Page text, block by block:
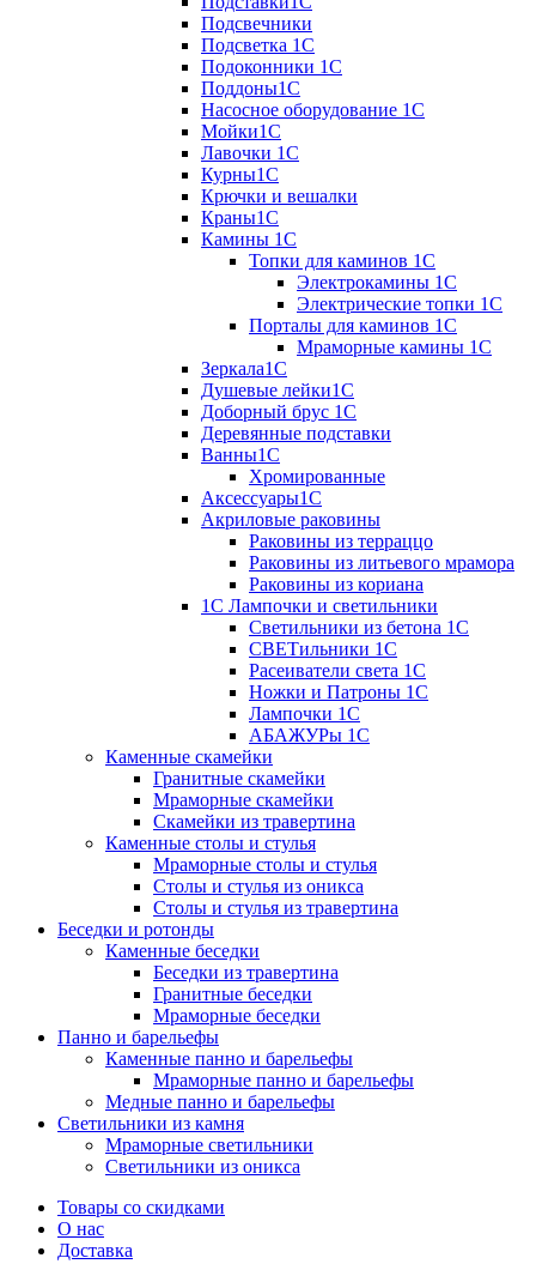
Подсвечники
Подсветка 1С
Подоконники 1С
Поддоны1С
Насосное оборудование 1С
Мойки1С
Лавочки 1С
Курны1С
Крючки и вешалки
Краны1С
Камины 1C
Топки для каминов 1C
Электрокамины 1С
Электрические топки 1C
Порталы для каминов 1С
Мраморные камины 1C
Зеркала1С
Душевые лейки1С
Доборный брус 1С
Деревянные подставки
Ванны1С
Хромированные
Аксессуары1С
Акриловые раковины
Раковины из терраццо
Раковины из литьевого мрамора
Раковины из кориана
1С Лампочки и светильники
Светильники из бетона 1С
СВЕТильники 1С
Расеиватели света 1С
Ножки и Патроны 1С
Лампочки 1С
АБАЖУРы 1С
Каменные скамейки
Гранитные скамейки
Мраморные скамейки
Скамейки из травертина
Каменные столы и стулья
Мраморные столы и стулья
Столы и стулья из оникса
Столы и стулья из травертина
Беседки и ротонды
Каменные беседки
Беседки из травертина
Гранитные беседки
Мраморные беседки
Панно и барельефы
Каменные панно и барельефы
Мраморные панно и барельефы
Медные панно и барельефы
Светильники из камня
Мраморные светильники
Светильники из оникса
Товары со скидками
О нас
Доставка